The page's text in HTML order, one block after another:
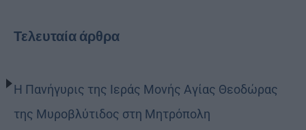
Τελευταία άρθρα
Η Πανήγυρις της Ιεράς Μονής Αγίας Θεοδώρας
της Μυροβλύτιδος στη Μητρόπολη